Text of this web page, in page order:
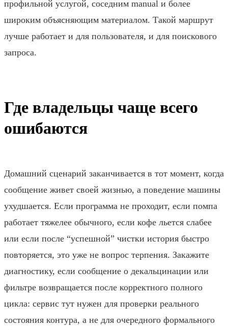
профильной услугой, соседним manual и более
широким объясняющим материалом. Такой маршрут
лучше работает и для пользователя, и для поискового
запроса.
Где владельцы чаще всего
ошибаются
Домашний сценарий заканчивается в тот момент, когда
сообщение живет своей жизнью, а поведение машины
ухудшается. Если программа не проходит, если помпа
работает тяжелее обычного, если кофе льется слабее
или если после “успешной” чистки история быстро
повторяется, это уже не вопрос терпения. Закажите
диагностику, если сообщение о декальцинации или
фильтре возвращается после корректного полного
цикла: сервис тут нужен для проверки реального
состояния контура, а не для очередного формального